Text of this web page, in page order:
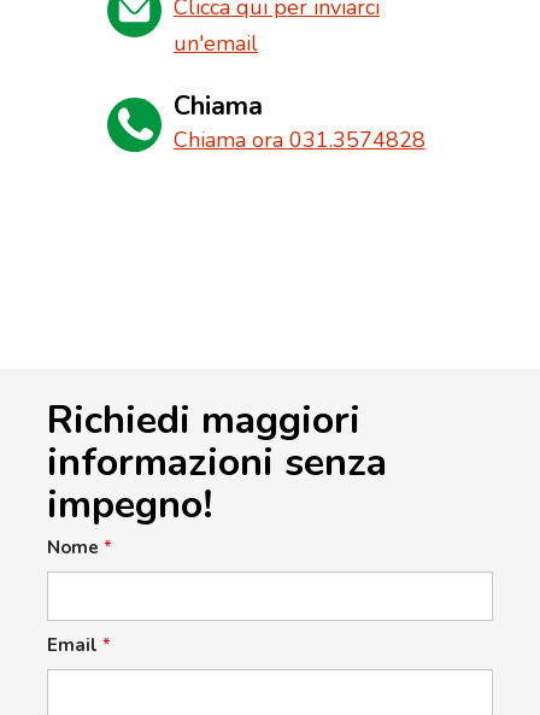
Clicca qui per inviarci
un'email
Chiama
Chiama ora 031.3574828
Richiedi maggiori
informazioni senza
impegno!
Nome *
Email *